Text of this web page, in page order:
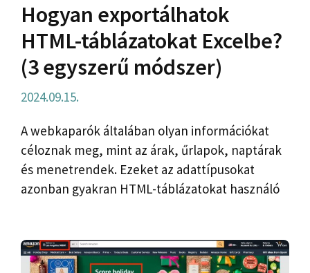
Hogyan exportálhatok
HTML-táblázatokat Excelbe?
(3 egyszerű módszer)
2024.09.15.
A webkaparók általában olyan információkat
céloznak meg, mint az árak, űrlapok, naptárak
és menetrendek. Ezeket az adattípusokat
azonban gyakran HTML-táblázatokat használó